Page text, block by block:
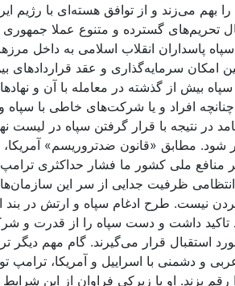
تحریم‌های گسترده و متنوع عملا
پاسداران انقلاب اسلامی به داخل
امکان سرمایه‌گذاری و عقد
بیش از گذشته در معامله با آن و
افراد و یا شرکت‌های خاطی با
در نتیجه با قرار گرفتن سپاه در
شود. مطابق «قانون ضدتروریسم»
منافع ملی کشور ما فشار حداکثری
ظرفیت جدایی از سر این
داشت و دست سپاه را از قدرت و
استقبال قرار می‌گیرند. گام مهم
و دشمنی با اسراییل و آمریکا،